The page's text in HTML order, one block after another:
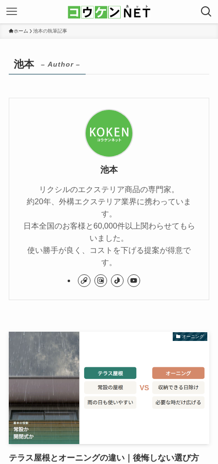
ホーム 池本の執筆記事
池本 – Author –
池本
リクシルのエクステリア商品の専門家。
約20年、外構エクステリア業界に携わっていま
す。
日本全国のお客様と60,000件以上関わらせてもら
いました。
使い勝手が良く、コストを下げる提案が得意で
す。
オーニング
テラス屋根とオーニングの違い｜後悔しない選び方